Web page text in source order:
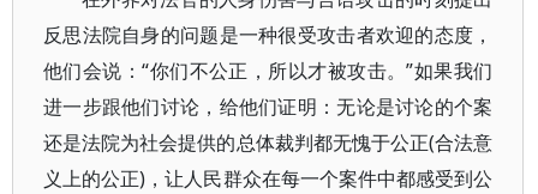
反思法院自身的问题是一种很受攻击者欢迎的态度，
他们会说：“你们不公正，所以才被攻击。”如果我们
进一步跟他们讨论，给他们证明：无论是讨论的个案
还是法院为社会提供的总体裁判都无愧于公正(合法意
义上的公正)，让人民群众在每一个案件中都感受到公